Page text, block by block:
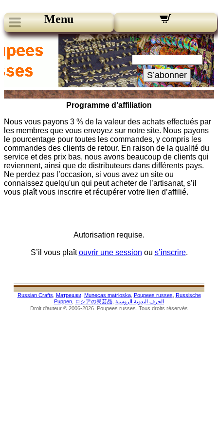
Menu
Nos Newsletters :
Votre Email :
S’abonner
Programme d’affiliation
Nous vous payons 3 % de la valeur des achats effectués par
les membres que vous envoyez sur notre site. Nous payons
le pourcentage pour toutes les commandes, y compris les
commandes des clients de retour. En raison de la qualité du
service et des prix bas, nous avons beaucoup de clients qui
reviennent, ainsi que de distributeurs dans différents pays.
Ne perdez pas l’occasion, si vous avez un site ou
connaissez quelqu'un qui peut acheter de l’artisanat, s’il
vous plaît vous inscrire et récupérer votre lien d’affilié.
Autorisation requise.
S’il vous plaîtouvrir une session ou s’inscrire.
Russian Crafts Матрешки, Munecas matrioska, Poupees russes Russische
Puppen
ロシアの民芸品 الحرف اليدوية الروسية
Droit d'auteur © 2006-2026. Poupees russes. Tous droits réservés